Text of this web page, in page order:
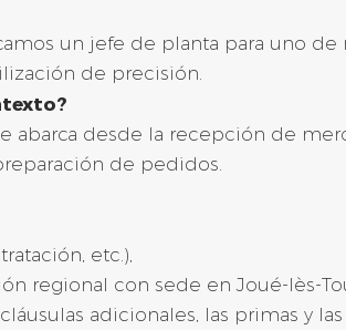
un jefe de planta para uno de
de precisión.
abarca desde la recepción de
de pedidos.
etc.),
regional con sede en Joué-lès-
adicionales, las primas y las